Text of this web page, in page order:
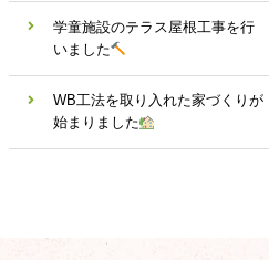
学童施設のテラス屋根工事を行
いました
WB工法を取り入れた家づくりが
始まりました